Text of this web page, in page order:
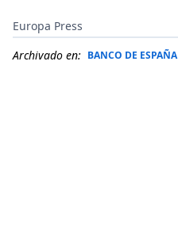
Europa Press
Archivado en: BANCO DE ESPAÑA